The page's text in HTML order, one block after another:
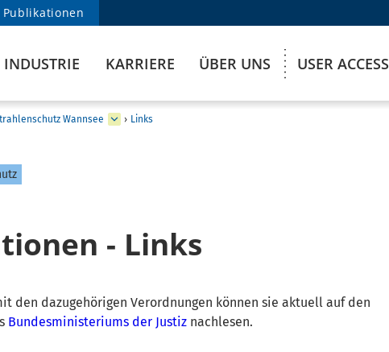
Publikationen
INDUSTRIE KARRIERE ÜBER UNS USER ACCESS
Wannsee › Links
- Links
den dazugehörigen Verordnungen können sie aktuell auf den
Bundesministeriums der Justiz nachlesen.